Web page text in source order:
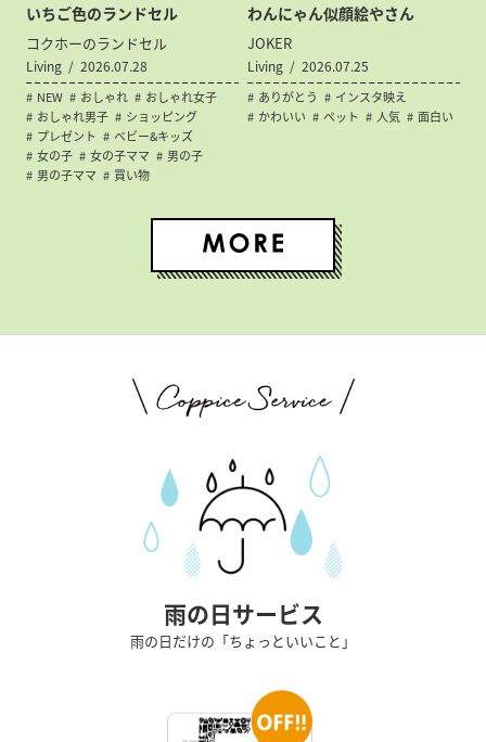
いちご色のランドセル
コクホーのランドセル
Living 2026.07.28
NEW おしゃれ
おしゃれ女子
おしゃれ男子
ショッピング
プレゼント
ベビー&キッズ
女の子
女の子ママ
男の子
男の子ママ
買い物
わんにゃん似顔絵やさん
JOKER
Living 2026.07.25
ありがとう
インスタ映え
かわいい
ペット 人気 面白い
雨の日サービス
雨の日だけの「ちょっといいこと」